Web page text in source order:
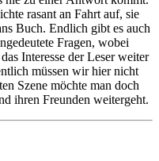
rasant an Fahrt auf, sie
Buch. Endlich gibt es auch
Fragen, wobei
Interesse der Leser weiter
müssen wir hier nicht
Szene möchte man doch
ihren Freunden weitergeht.